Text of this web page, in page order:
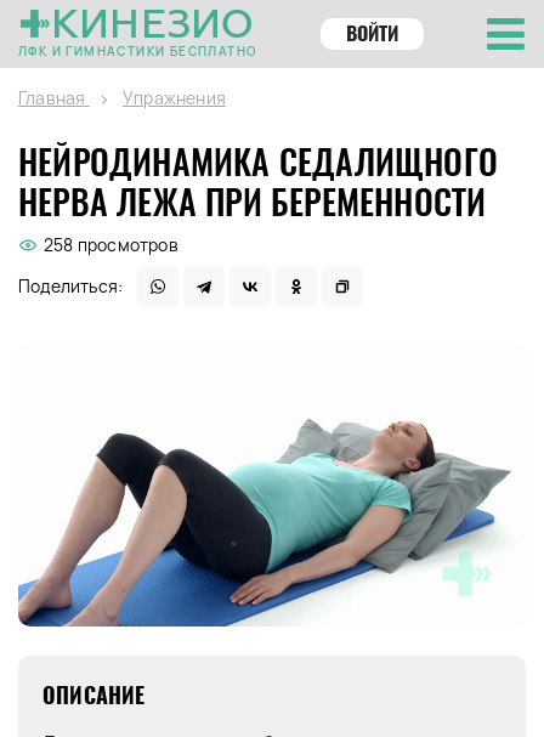
КИНЕЗИО
ЛФК И ГИМНАСТИКИ БЕСПЛАТНО
ВОЙТИ
Главная Упражнения
НЕЙРОДИНАМИКА СЕДАЛИЩНОГО
НЕРВА ЛЕЖА ПРИ БЕРЕМЕННОСТИ
258 просмотров
Поделиться:
ОПИСАНИЕ